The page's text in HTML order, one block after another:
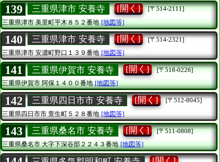
139 三重県津市 安養寺 [開く]
[〒514-2111]
三重県津市美里町平木８５２番地 [地図等]
140 三重県津市 安養寺 [開く]
[〒514-2321]
三重県津市 安濃町野口１３９番地 [地図等]
141 三重県伊賀市 安養寺 [開く]
[〒518-0226]
三重県伊賀市阿保１４００番地 [地図等]
142 三重県四日市市 安養寺 [開く]
[〒512-8045]
三重県四日市市 萱生町５２８番地 [地図等]
143 三重県桑名市 安養寺 [開く]
[〒511-0808]
三重県桑名市大字下深谷部２２４３番地 [地図等]